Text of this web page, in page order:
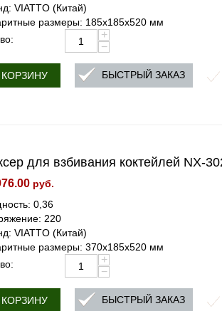
VIATTO (Китай)
размеры: 185x185x520 мм
+
−
КОРЗИНУ БЫСТРЫЙ ЗАКАЗ
для взбивания коктейлей NX-
руб.
0,36
220
VIATTO (Китай)
размеры: 370x185x520 мм
+
−
КОРЗИНУ БЫСТРЫЙ ЗАКАЗ